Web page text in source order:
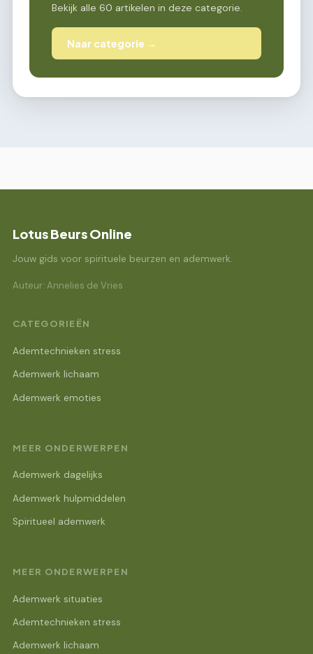
Bekijk alle 60 artikelen in deze categorie.
Naar categorie →
Lotus Beurs Online
Jouw gids voor spirituele beurzen en ademwerk.
Auteur: Annelies de Vries
CATEGORIEËN
Ademtechnieken stress
Ademwerk lichaam
Ademwerk emoties
MEER ONDERWERPEN
Ademwerk dagelijks
Ademwerk hulpmiddelen
Spiritueel ademwerk
MEER ONDERWERPEN
Ademwerk situaties
Ademtechnieken stress
Ademwerk lichaam